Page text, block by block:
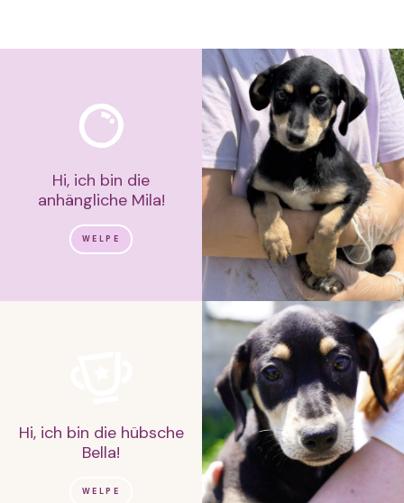
Hi, ich bin die
anhängliche Mila!
WELPE
Hi, ich bin die hübsche
Bella!
WELPE